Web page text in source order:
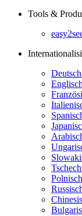
Tools &
Deutsch
Englisch
Polnisch